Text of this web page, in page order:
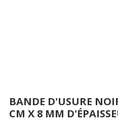
BANDE D'USURE
CM X 8 MM